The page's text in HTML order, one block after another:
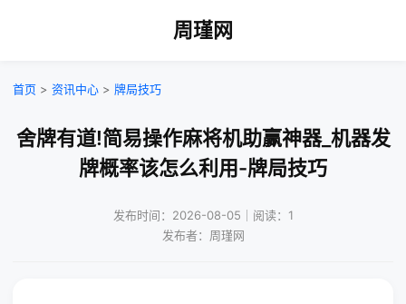
周瑾网
首页 > 资讯中心 > 牌局技巧
舍牌有道!简易操作麻将机助赢神器_机器发
牌概率该怎么利用-牌局技巧
发布时间：2026-08-05｜阅读：1
发布者：周瑾网